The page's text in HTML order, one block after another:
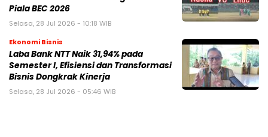
Piala BEC 2026
Selasa, 28 Jul 2026 - 10:18 WIB
Ekonomi Bisnis
Laba Bank NTT Naik 31,94% pada
Semester I, Efisiensi dan Transformasi
Bisnis Dongkrak Kinerja
Selasa, 28 Jul 2026 - 05:46 WIB